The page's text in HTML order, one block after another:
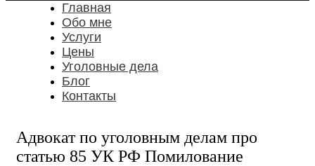
Главная
Обо мне
Услуги
Цены
Уголовные дела
Блог
Контакты
Адвокат по уголовным делам про
статью 85 УК РФ Помилование